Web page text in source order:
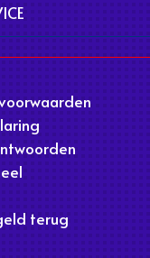
terug